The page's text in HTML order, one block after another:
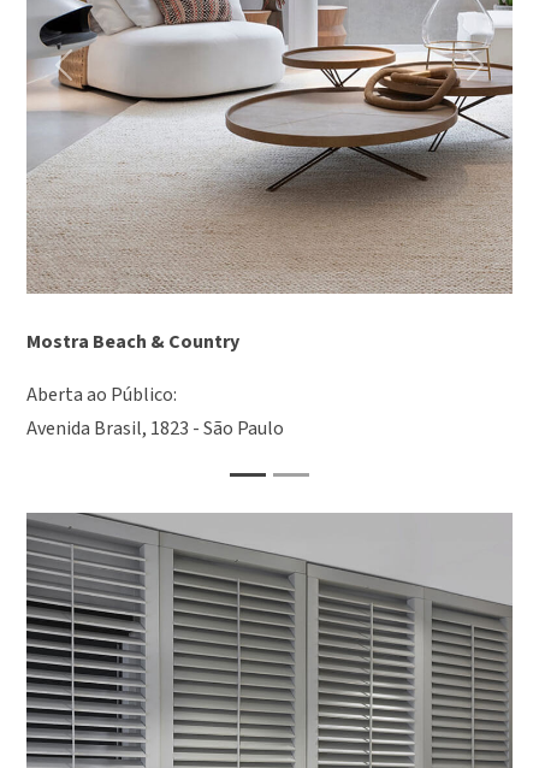
Mostra Beach & Country
Aberta ao Público:
Avenida Brasil, 1823 - São Paulo
Previous Next